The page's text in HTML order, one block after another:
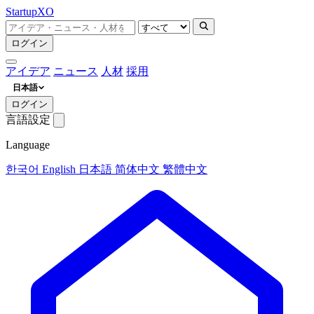
StartupXO
ログイン
アイデア ニュース 人材 採用
日本語
ログイン
言語設定
Language
한국어 English 日本語 简体中文 繁體中文